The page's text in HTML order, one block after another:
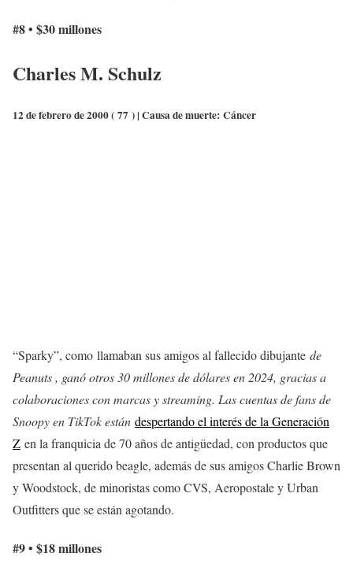
#8 • $30 millones
Charles M. Schulz
12 de febrero de 2000 ( 77 ) | Causa de muerte: Cáncer
“Sparky”, como llamaban sus amigos al fallecido dibujante de
Peanuts , ganó otros 30 millones de dólares en 2024, gracias a
colaboraciones con marcas y streaming. Las cuentas de fans de
Snoopy en TikTok están despertando el interés de la Generación
Z en la franquicia de 70 años de antigüedad, con productos que
presentan al querido beagle, además de sus amigos Charlie Brown
y Woodstock, de minoristas como CVS, Aeropostale y Urban
Outfitters que se están agotando.
#9 • $18 millones